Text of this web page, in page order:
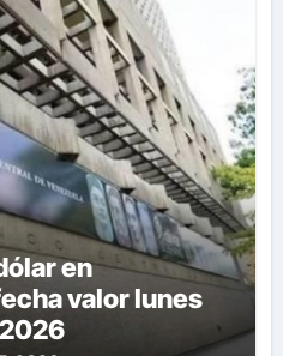
en
valor lunes